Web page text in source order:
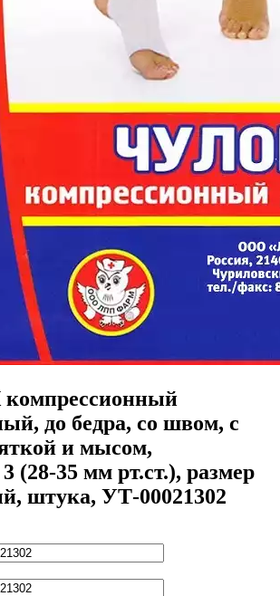
до бедра, со швом, с
и мысом,
(28-35 мм рт.ст.), размер
штука, УТ-00021302